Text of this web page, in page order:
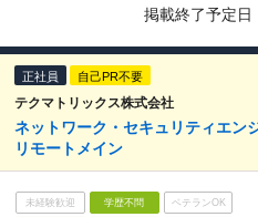
掲載終了予定日
正社員 自己PR不要
テクマトリックス株式会社
ネットワーク・セキュリティエン
リモートメイン
未経験歓迎 学歴不問 ベテランOK